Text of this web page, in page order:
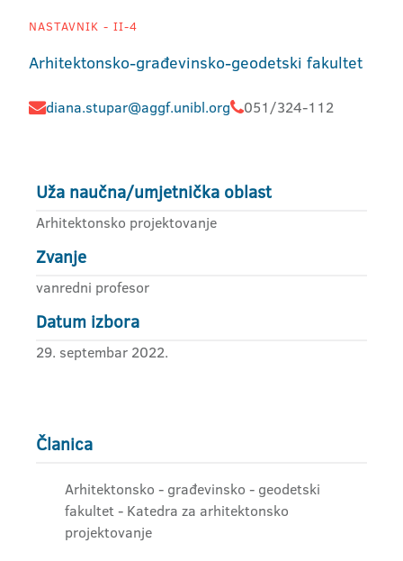
NASTAVNIK - II-4
Arhitektonsko-građevinsko-geodetski fakultet
diana.stupar@aggf.unibl.org 051/324-112
Uža naučna/umjetnička oblast
Arhitektonsko projektovanje
Zvanje
vanredni profesor
Datum izbora
29. septembar 2022.
Članica
Arhitektonsko - građevinsko - geodetski
fakultet - Katedra za arhitektonsko
projektovanje